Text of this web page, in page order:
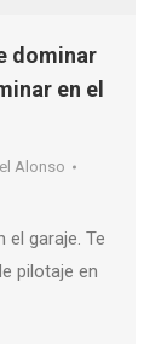
dominar
en el
Alonso
el garaje. Te
pilotaje en